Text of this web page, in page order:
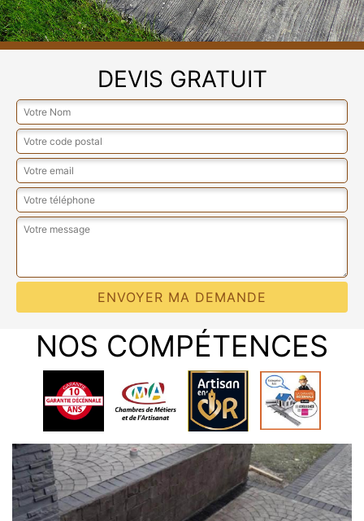
DEVIS GRATUIT
NOS COMPÉTENCES